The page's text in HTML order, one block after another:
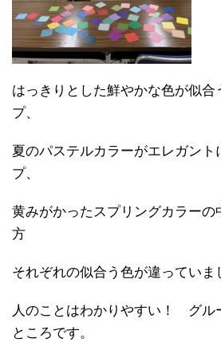
はっきりとした鮮やかな色が似合
プ、
夏のパステルカラーがエレガント
プ、
黄みがかったスプリングカラーの
方
それぞれの似合う色が違っていま
人のことはわかりやすい！ グル
ところです。